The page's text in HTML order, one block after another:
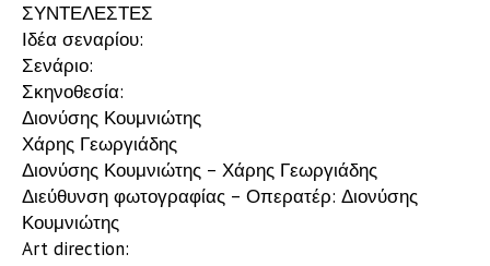
ΣΥΝΤΕΛΕΣΤΕΣ
Ιδέα σεναρίου:
Σενάριο:
Σκηνοθεσία:
Διονύσης Κουμνιώτης
Χάρης Γεωργιάδης
Διονύσης Κουμνιώτης – Χάρης Γεωργιάδης
Διεύθυνση φωτογραφίας – Οπερατέρ: Διονύσης
Κουμνιώτης
Art direction: